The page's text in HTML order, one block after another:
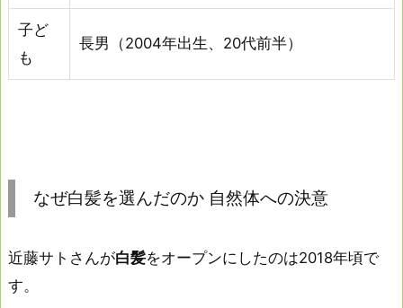
子ど
も
長男（2004年出生、20代前半）
なぜ白髪を選んだのか 自然体への決意
近藤サトさんが白髪をオープンにしたのは2018年頃で
す。